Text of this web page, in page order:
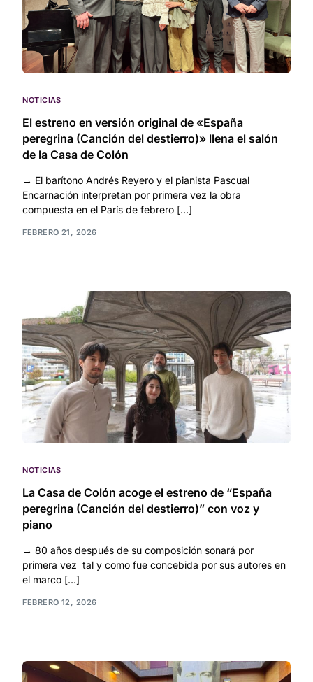
NOTICIAS
El estreno en versión original de «España
peregrina (Canción del destierro)» llena el salón
de la Casa de Colón
→ El barítono Andrés Reyero y el pianista Pascual
Encarnación interpretan por primera vez la obra
compuesta en el París de febrero […]
FEBRERO 21, 2026
NOTICIAS
La Casa de Colón acoge el estreno de “España
peregrina (Canción del destierro)” con voz y
piano
→ 80 años después de su composición sonará por
primera vez tal y como fue concebida por sus autores en
el marco […]
FEBRERO 12, 2026